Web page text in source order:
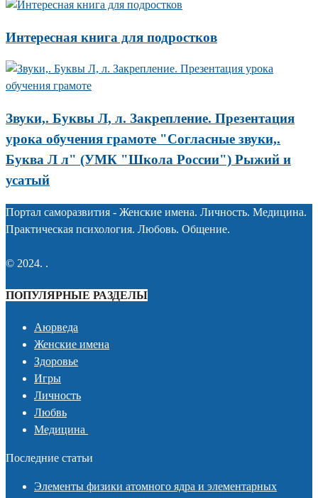
Интересная книга для подростков
Звуки,. Буквы Л, л. Закрепление. Презентация
урока обучения грамоте "Согласные звуки,.
Буква Л л" (УМК "Школа России") Рыжий и
усатый
Портал саморазвития - Женские имена. Личность. Медицина.
Практическая психология. Любовь. Общение.
© 2024. .
ПОПУЛЯРНЫЕ РАЗДЕЛЫ
Аюрведа
Женские имена
Здоровье
Игры
Личность
Любвь
Медицина
Последние статьи
Элементы физики атомного ядра и элементарных